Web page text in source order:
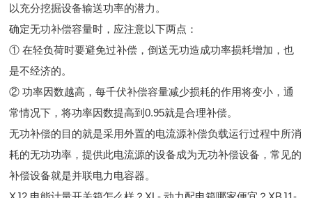
以充分挖掘设备输送功率的潜力。
确定无功补偿容量时，应注意以下两点：
① 在轻负荷时要避免过补偿，倒送无功造成功率损耗增加，也
是不经济的。
② 功率因数越高，每千伏补偿容量减少损耗的作用将变小，通
常情况下，将功率因数提高到0.95就是合理补偿。
无功补偿的目的就是采用外置的电流源补偿负载运行过程中所消
耗的无功功率，提供此电流源的设备成为无功补偿设备，常见的
补偿设备就是并联电力电容器。